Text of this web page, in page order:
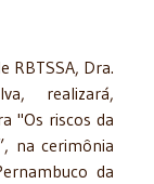
RBTSSA, Dra.
realizará,
"Os riscos da
na cerimônia
da